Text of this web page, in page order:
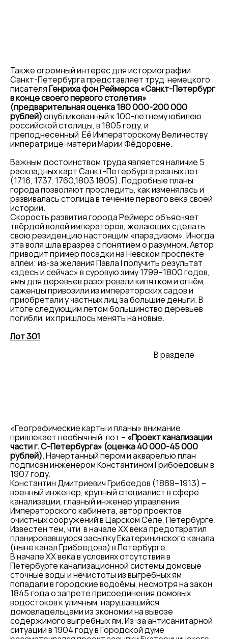
Также огромный интерес для историографии
Санкт-Петербурга представляет труд немецкого
писателяГенриха фон Реймерса «Санкт-Петербург
в конце своего первого столетия»
(предварительная оценка 180 000-200 000
рублей)опубликованный к 100-летнему юбилею
российской столицы, в 1805 году, и
преподнесенный Её Императорскому Величеству
императрице-матери Марии Фёдоровне.
Важным достоинством труда является наличие 5
раскладных карт Санкт-Петербурга разных лет
(1716, 1737, 1760,1803,1805). Подробные планы
города позволяют проследить, как изменялась и
развивалась столица в течение первого века своей
истории.
Скорость развития города Реймерс объясняет
твёрдой волей императоров, желающих сделать
свою резиденцию настоящим «парадизом». Иногда
эта воля шла вразрез с понятием о разумном. Автор
приводит пример посадки на Невском проспекте
аллеи: из-за желания Павла I получить результат
«здесь и сейчас» в суровую зиму 1799–1800 годов,
ямы для деревьев разогревали кипятком и огнём,
саженцы привозили из императорских садов и
приобретали у частных лиц за большие деньги. В
итоге следующим летом большинство деревьев
погибли, их пришлось менять на новые.
Лот 301
В разделе
«Географические карты и планы» внимание
привлекает необычный лот – «Проект канализации
части г. С-Петербурга» (оценка 40 000-45 000
рублей).Начертанный пером и акварелью план
подписан инженером Константином Грибоедовым в
1907 году.
Константин Дмитриевич Грибоедов (1869–1913) –
военный инженер, крупный специалист в сфере
канализации, главный инженер управления
Императорского кабинета, автор проектов
очистных сооружений в Царском Селе, Петербурге.
Известен тем, чти в начале XX века предотвратил
планировавшуюся засыпку Екатерининского канала
(ныне канал Грибоедова) в Петербурге.
В начале XX века в условиях отсутствия в
Петербурге канализационной системы домовые
сточные воды и нечистоты из выгребных ям
попадали в городские водоёмы, несмотря на закон
1845 года о запрете присоединения домовых
водостоков к уличным, нарушавшийся
домовладельцами из экономии на вывозе
содержимого выгребных ям. Из-за антисанитарной
ситуации в 1904 году в Городской думе